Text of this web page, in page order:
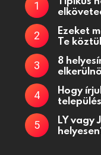
Ezeket
Te
8
Hogy
LY vagy